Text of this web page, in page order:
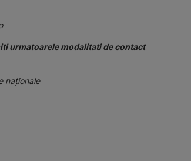
urmatoarele modalitati de contact
naţionale